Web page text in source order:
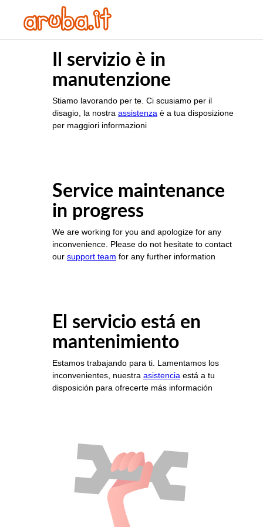
Il servizio è in
manutenzione
Stiamo lavorando per te. Ci scusiamo per il
disagio, la nostra assistenza è a tua disposizione
per maggiori informazioni
Service maintenance
in progress
We are working for you and apologize for any
inconvenience. Please do not hesitate to contact
our support team for any further information
El servicio está en
mantenimiento
Estamos trabajando para ti. Lamentamos los
inconvenientes, nuestra asistencia está a tu
disposición para ofrecerte más información